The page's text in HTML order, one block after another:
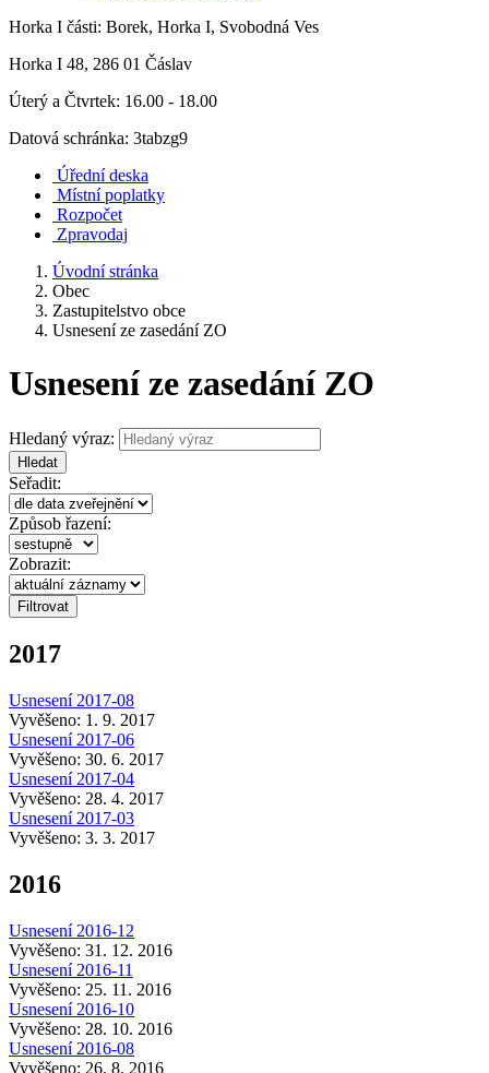
Horka I části: Borek, Horka I, Svobodná Ves
Horka I 48, 286 01 Čáslav
Úterý a Čtvrtek: 16.00 - 18.00
Datová schránka: 3tabzg9
Úřední deska
Místní poplatky
Rozpočet
Zpravodaj
Úvodní stránka
Obec
Zastupitelstvo obce
Usnesení ze zasedání ZO
Usnesení ze zasedání ZO
Hledaný výraz:
Hledat
Seřadit:
Způsob řazení:
Zobrazit:
2017
Usnesení 2017-08
Vyvěšeno: 1. 9. 2017
Usnesení 2017-06
Vyvěšeno: 30. 6. 2017
Usnesení 2017-04
Vyvěšeno: 28. 4. 2017
Usnesení 2017-03
Vyvěšeno: 3. 3. 2017
2016
Usnesení 2016-12
Vyvěšeno: 31. 12. 2016
Usnesení 2016-11
Vyvěšeno: 25. 11. 2016
Usnesení 2016-10
Vyvěšeno: 28. 10. 2016
Usnesení 2016-08
Vyvěšeno: 26. 8. 2016